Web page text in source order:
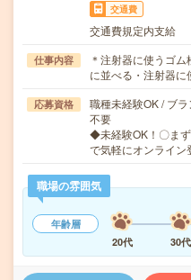
交通費
交通費規定内支給
仕事内容
＊注射器に使うゴ
に並べる・注射器
応募資格
職種未経験OK / ブ
不要
◆未経験OK！〇ま
で気軽にオンライ
職場の雰囲気
年齢層
20代
30代